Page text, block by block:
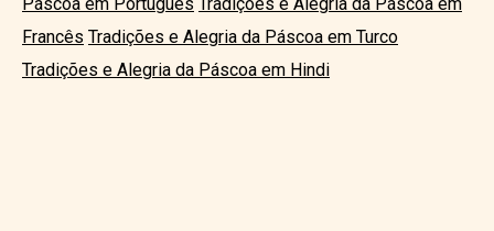
Francês Tradições e Alegria da Páscoa em Turco
Tradições e Alegria da Páscoa em Hindi